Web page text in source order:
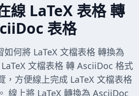
線 LaTeX 表格 轉
表格
何將 LaTeX 文檔表格 轉換為
文檔表格 轉 AsciiDoc 格式
，方便線上完成 LaTeX 文檔表格
線上將 LaTeX 轉換為 AsciiDoc